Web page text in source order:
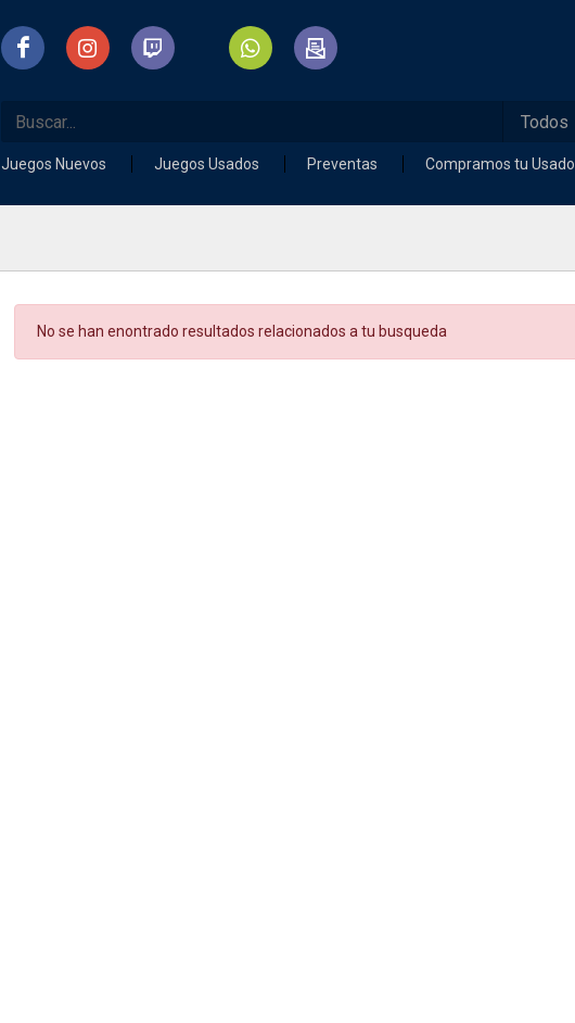
Juegos Nuevos Juegos Usados Preventas Compramos tu Usado
No se han enontrado resultados relacionados a tu busqueda